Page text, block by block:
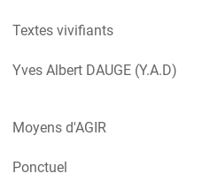
Textes vivifiants
Yves Albert DAUGE (Y.A.D)
Moyens d'AGIR
Ponctuel